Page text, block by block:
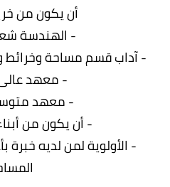
أن يكون من
- الهندسة
- آداب قسم مساحة
- معهد
- معهد
- أن يكون من